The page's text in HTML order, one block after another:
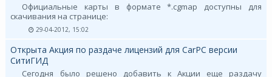
Официальные карты в формате *.cgmap доступны для
скачивания на странице:
29-04-2012, 15:02
Открыта Акция по раздаче лицензий для CarPC версии
СитиГИД
Сегодня было решено добавить к Акции еще раздачу